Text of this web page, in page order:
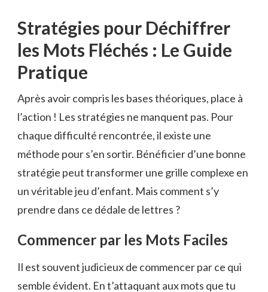
Stratégies pour Déchiffrer
les Mots Fléchés : Le Guide
Pratique
Après avoir compris les bases théoriques, place à
l’action ! Les stratégies ne manquent pas. Pour
chaque difficulté rencontrée, il existe une
méthode pour s’en sortir. Bénéficier d’une bonne
stratégie peut transformer une grille complexe en
un véritable jeu d’enfant. Mais comment s’y
prendre dans ce dédale de lettres ?
Commencer par les Mots Faciles
Il est souvent judicieux de commencer par ce qui
semble évident. En t’attaquant aux mots que tu